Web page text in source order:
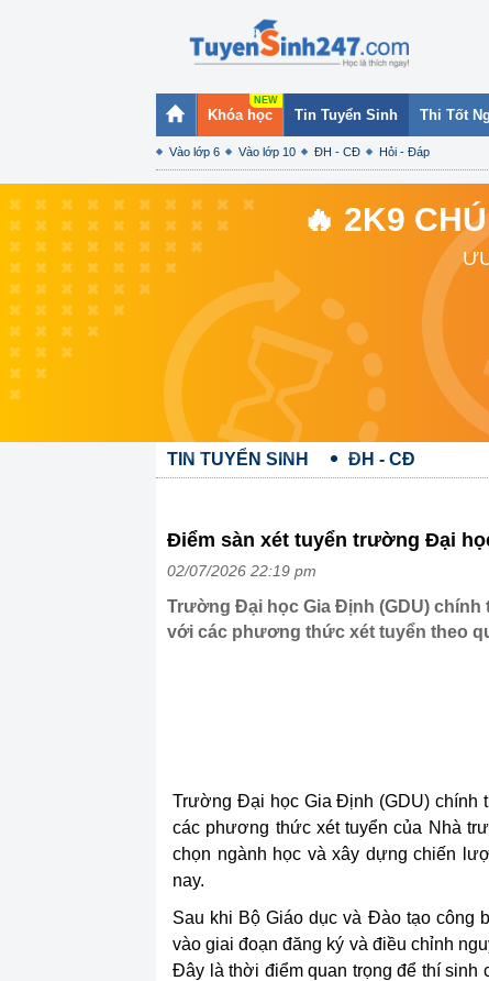
Khóa học Tin Tuyển Sinh
Vào lớp 6 Vào lớp 10 ĐH - CĐ Hỏi - Đáp
Thi Tốt
🔥 2K9
TIN TUYỂN SINH ĐH - CĐ
Điểm sàn xét tuyển trường Đại
02/07/2026 22:19 pm
Trường Đại học Gia Định (GDU)
với các phương thức xét tuyển theo
Trường Đại học Gia Định (GDU) chính
các phương thức xét tuyển của Nhà
chọn ngành học và xây dựng chiến
nay.
Sau khi Bộ Giáo dục và Đào tạo công
vào giai đoạn đăng ký và điều chỉnh
Đây là thời điểm quan trọng để thí sinh